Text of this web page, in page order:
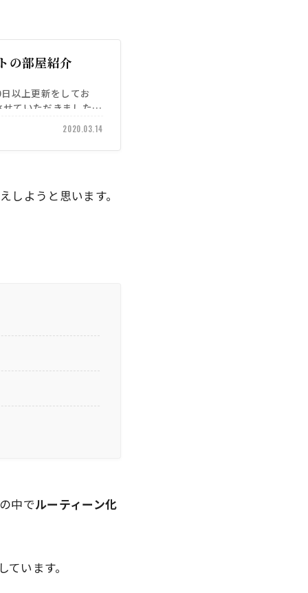
の部屋紹介
以上更新をしてお
ていただきました。
2020.03.14
しようと思います。
中でルーティーン化
います。